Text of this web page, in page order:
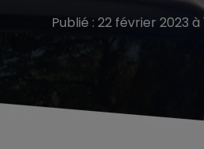
Publié : 22 février 2023 à